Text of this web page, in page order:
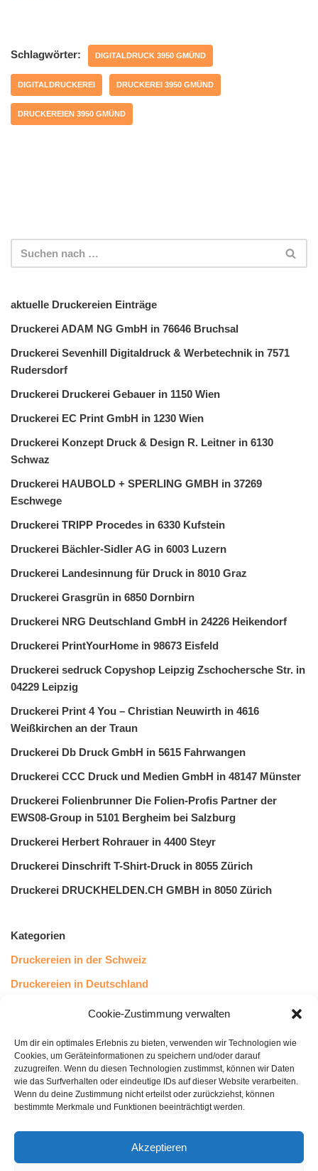
Cookie-Zustimmung verwalten
Um dir ein optimales Erlebnis zu bieten, verwenden wir Technologien wie
Cookies, um Geräteinformationen zu speichern und/oder darauf
zuzugreifen. Wenn du diesen Technologien zustimmst, können wir Daten
wie das Surfverhalten oder eindeutige IDs auf dieser Website verarbeiten.
Wenn du deine Zustimmung nicht erteilst oder zurückziehst, können
bestimmte Merkmale und Funktionen beeinträchtigt werden.
Akzeptieren
Schlagwörter: DIGITALDRUCK 3950 GMÜND
DIGITALDRUCKEREI DRUCKEREI 3950 GMÜND
DRUCKEREIEN 3950 GMÜND
aktuelle Druckereien Einträge
Druckerei ADAM NG GmbH in 76646 Bruchsal
Druckerei Sevenhill Digitaldruck & Werbetechnik in 7571
Rudersdorf
Druckerei Druckerei Gebauer in 1150 Wien
Druckerei EC Print GmbH in 1230 Wien
Druckerei Konzept Druck & Design R. Leitner in 6130
Schwaz
Druckerei HAUBOLD + SPERLING GMBH in 37269
Eschwege
Druckerei TRIPP Procedes in 6330 Kufstein
Druckerei Bächler-Sidler AG in 6003 Luzern
Druckerei Landesinnung für Druck in 8010 Graz
Druckerei Grasgrün in 6850 Dornbirn
Druckerei NRG Deutschland GmbH in 24226 Heikendorf
Druckerei PrintYourHome in 98673 Eisfeld
Druckerei sedruck Copyshop Leipzig Zschochersche Str. in
04229 Leipzig
Druckerei Print 4 You – Christian Neuwirth in 4616
Weißkirchen an der Traun
Druckerei Db Druck GmbH in 5615 Fahrwangen
Druckerei CCC Druck und Medien GmbH in 48147 Münster
Druckerei Folienbrunner Die Folien-Profis Partner der
EWS08-Group in 5101 Bergheim bei Salzburg
Druckerei Herbert Rohrauer in 4400 Steyr
Druckerei Dinschrift T-Shirt-Druck in 8055 Zürich
Druckerei DRUCKHELDEN.CH GMBH in 8050 Zürich
Kategorien
Druckereien in der Schweiz
Druckereien in Deutschland
Druckereien in Österreich
Kundenstimmen